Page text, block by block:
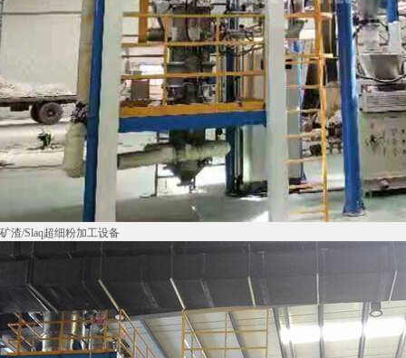
矿渣/Slaq超细粉加工设备